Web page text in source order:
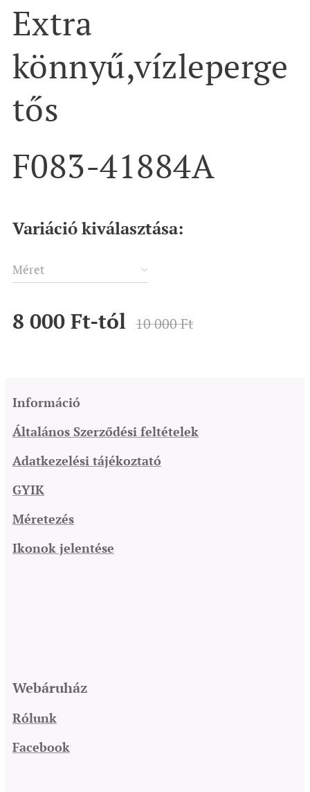
Extra
könnyű,vízleperge
tős
F083-41884A
Variáció kiválasztása:
Méret
8 000 Ft-tól 10 000Ft
Információ
Általános Szerződési feltételek
Adatkezelési tájékoztató
GYIK
Méretezés
Ikonok jelentése
Webáruház
Rólunk
Facebook